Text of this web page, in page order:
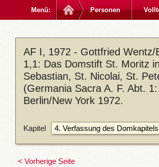
Menü: Personen
AF I, 1972 - Gottfried Wentz/
1,1: Das Domstift St. Moritz
Sebastian, St. Nicolai, St.
(Germania Sacra A. F. Abt.
Berlin/New York 1972.
Kapitel
< Vorherige Seite